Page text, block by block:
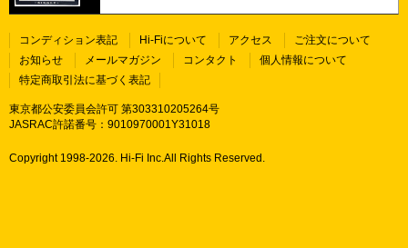
コンディション表記 Hi-Fiについて アクセス
ご注文について
お知らせ
メールマガジン コンタクト
個人情報について
特定商取引法に基づく表記
東京都公安委員会許可 第303310205264号
JASRAC許諾番号：9010970001Y31018
Copyright 1998-2026. Hi-Fi Inc.All Rights Reserved.